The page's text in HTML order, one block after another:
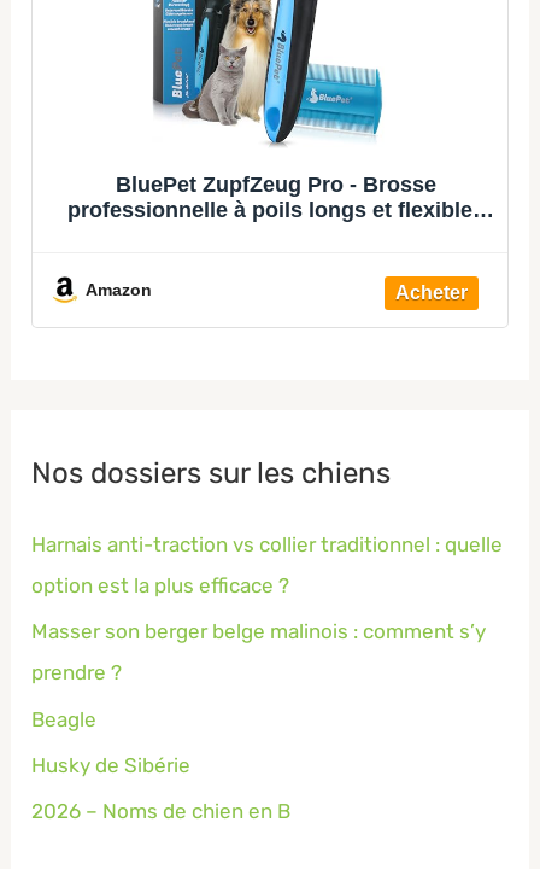
BluePet ZupfZeug Pro - Brosse
professionnelle à poils longs et flexibles
Amazon
Nos dossiers sur les chiens
Harnais anti-traction vs collier traditionnel : quelle
option est la plus efficace ?
Masser son berger belge malinois : comment s’y
prendre ?
Beagle
Husky de Sibérie
2026 – Noms de chien en B